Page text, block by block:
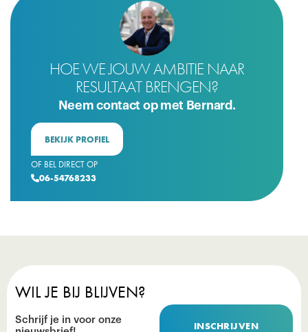
HOE WE JOUW AMBITIE NAAR
RESULTAAT BRENGEN?
Neem contact op met Bernard.
BEKIJK PROFIEL
OF BEL DIRECT OP
06-54768233
WIL JE BIJ BLIJVEN?
Schrijf je in voor onze
INSCHRIJVEN